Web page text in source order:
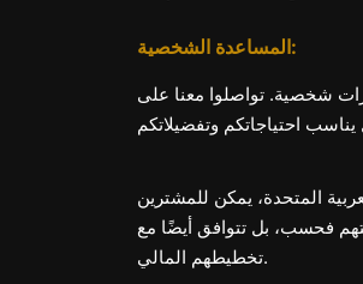
المساعدة الشخصية:
شخصية. تواصلوا معنا على
المتحدة، يمكن للمشترين
فحسب، بل تتوافق أيضًا مع
تخطيطهم المالي.